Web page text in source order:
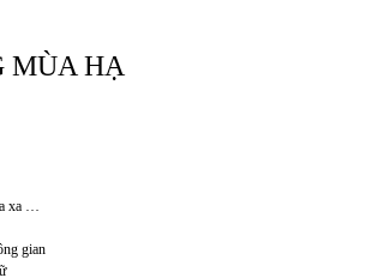
MÙA HẠ
xa …
gian